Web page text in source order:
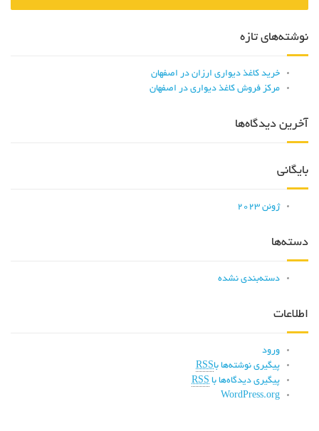
نوشته‌های تازه
خرید کاغذ دیواری ارزان در اصفهان
مرکز فروش کاغذ دیواری در اصفهان
آخرین دیدگاه‌ها
بایگانی
ژوئن 2023
دسته‌ها
دسته‌بندی نشده
اطلاعات
ورود
پیگیری نوشته‌ها باRSS
پیگیری دیدگاه‌ها با RSS
WordPress.org